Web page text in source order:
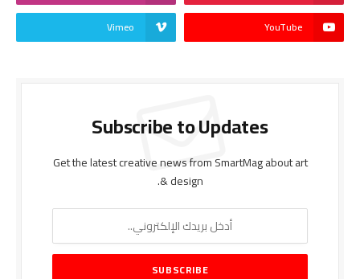
YouTube
Vimeo
Subscribe to Updates
Get the latest creative news from SmartMag about art
& design.